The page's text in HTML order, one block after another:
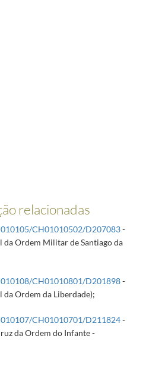
relacionadas
CH01010502/D207083-
da Ordem Militar de Santiago da
CH01010801/D201898-
da Ordem da Liberdade);
CH01010701/D211824-
da Ordem do Infante -